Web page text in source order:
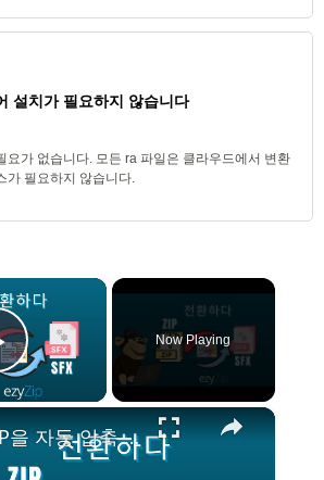
설치가 필요하지 않습니다
요가 없습니다. 모든 ra 파일은 클라우드에서 변환
가 필요하지 않습니다.
×
Video
Now Playing
×
📦 ZIP을 자동 압축 해제 EXE (SFX)로 온라인에서 무료 변환하는 방법 | 소프트웨어 설치 불필요